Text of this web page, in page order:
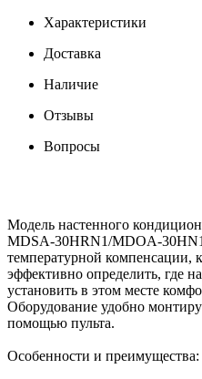
Характеристики
Доставка
Наличие
Отзывы
Вопросы
Модель настенного
MDSA-30HRN1/MDOA-
температурной компенсации,
эффективно определить, где
установить в этом месте
Оборудование удобно
помощью пульта.
Особенности и преимущества: